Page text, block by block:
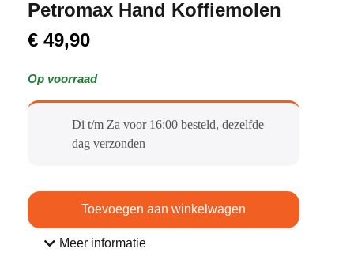
Petromax Hand Koffiemolen
€ 49,90
Op voorraad
Di t/m Za voor 16:00 besteld, dezelfde
dag verzonden​
Toevoegen aan winkelwagen
Meer informatie